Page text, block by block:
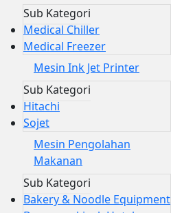
Sub Kategori
Medical Chiller
Medical Freezer
Mesin Ink Jet Printer
Sub Kategori
Hitachi
Sojet
Mesin Pengolahan
Makanan
Sub Kategori
Bakery & Noodle Equipment